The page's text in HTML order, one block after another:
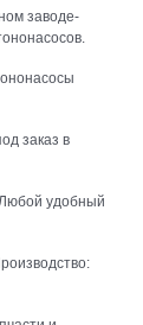
заводе-
заказ в
удобный